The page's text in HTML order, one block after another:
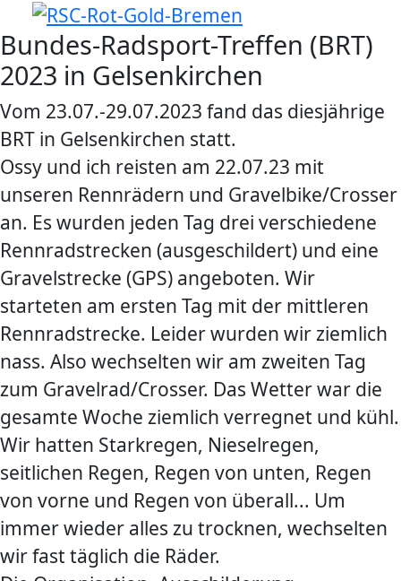
Bundes-Radsport-Treffen (BRT)
2023 in Gelsenkirchen
Vom 23.07.-29.07.2023 fand das diesjährige
BRT in Gelsenkirchen statt.
Ossy und ich reisten am 22.07.23 mit
unseren Rennrädern und Gravelbike/Crosser
an. Es wurden jeden Tag drei verschiedene
Rennradstrecken (ausgeschildert) und eine
Gravelstrecke (GPS) angeboten. Wir
starteten am ersten Tag mit der mittleren
Rennradstrecke. Leider wurden wir ziemlich
nass. Also wechselten wir am zweiten Tag
zum Gravelrad/Crosser. Das Wetter war die
gesamte Woche ziemlich verregnet und kühl.
Wir hatten Starkregen, Nieselregen,
seitlichen Regen, Regen von unten, Regen
von vorne und Regen von überall... Um
immer wieder alles zu trocknen, wechselten
wir fast täglich die Räder.